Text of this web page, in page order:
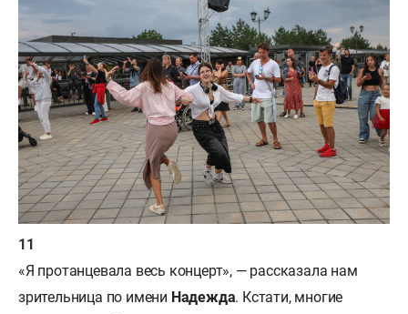
«Я протанцевала весь концерт», — рассказала нам
зрительница по имени Надежда. Кстати, многие